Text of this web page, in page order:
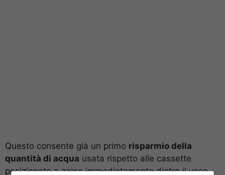
Questo consente già un primo risparmio della
quantità di acqua usata rispetto alle cassette
posizionate a zaino immediatamente dietro il vaso,